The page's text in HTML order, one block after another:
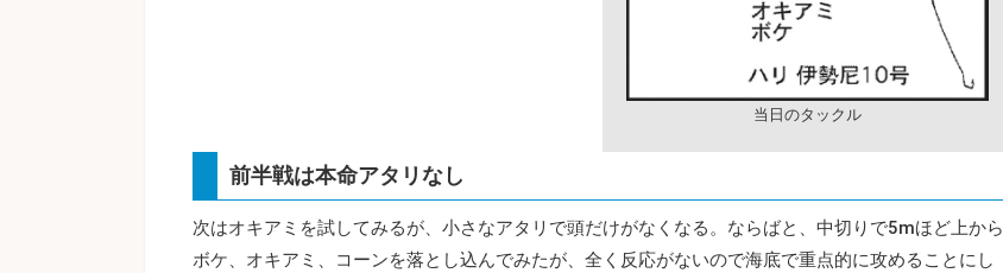
当日のタックル
前半戦は本命アタリなし
次はオキアミを試してみるが、小さなアタリで頭だけがなくなる。ならばと、中切りで5mほど上から
ボケ、オキアミ、コーンを落とし込んでみたが、全く反応がないので海底で重点的に攻めることにし